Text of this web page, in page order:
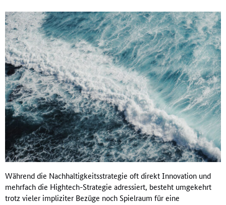
Während die Nachhaltigkeitsstrategie oft direkt Innovation und
mehrfach die Hightech-Strategie adressiert, besteht umgekehrt
trotz vieler impliziter Bezüge noch Spielraum für eine